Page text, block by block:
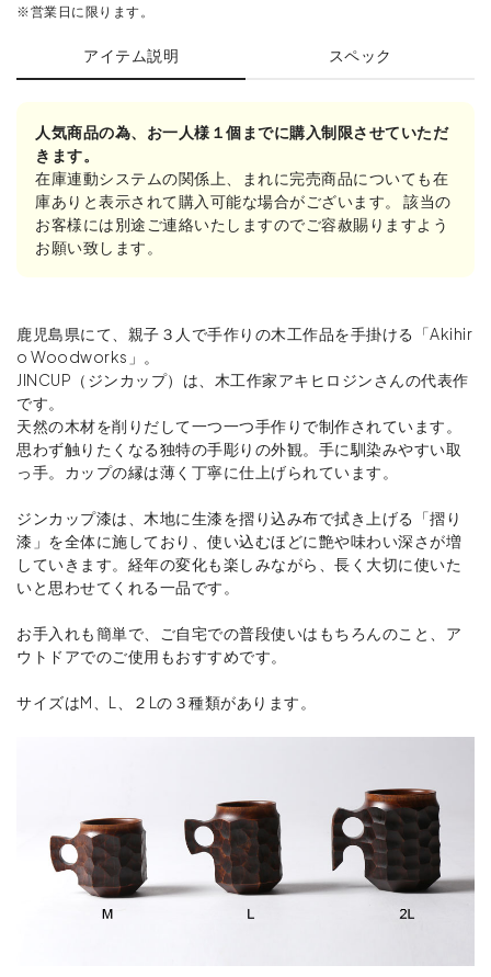
※営業日に限ります。
アイテム説明 スペック
人気商品の為、お一人様１個までに購入制限させていただ
きます。
在庫連動システムの関係上、まれに完売商品についても在
庫ありと表示されて購入可能な場合がございます。 該当の
お客様には別途ご連絡いたしますのでご容赦賜りますよう
お願い致します。
鹿児島県にて、親子３人で手作りの木工作品を手掛ける「Akihir
o Woodworks」。
JINCUP（ジンカップ）は、木工作家アキヒロジンさんの代表作
です。
天然の木材を削りだして一つ一つ手作りで制作されています。
思わず触りたくなる独特の手彫りの外観。手に馴染みやすい取
っ手。カップの縁は薄く丁寧に仕上げられています。
ジンカップ漆は、木地に生漆を摺り込み布で拭き上げる「摺り
漆」を全体に施しており、使い込むほどに艶や味わい深さが増
していきます。経年の変化も楽しみながら、長く大切に使いた
いと思わせてくれる一品です。
お手入れも簡単で、ご自宅での普段使いはもちろんのこと、ア
ウトドアでのご使用もおすすめです。
サイズはM、L、２Lの３種類があります。